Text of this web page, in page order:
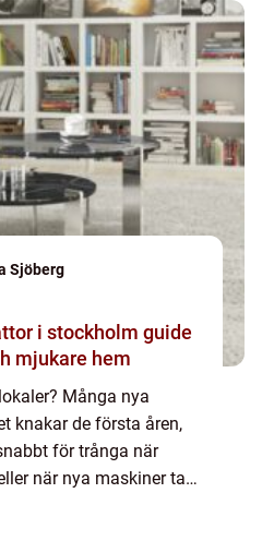
Sjöberg
i stockholm guide
mjukare hem
Många nya
knakar de första åren,
för trånga när
när nya maskiner tar